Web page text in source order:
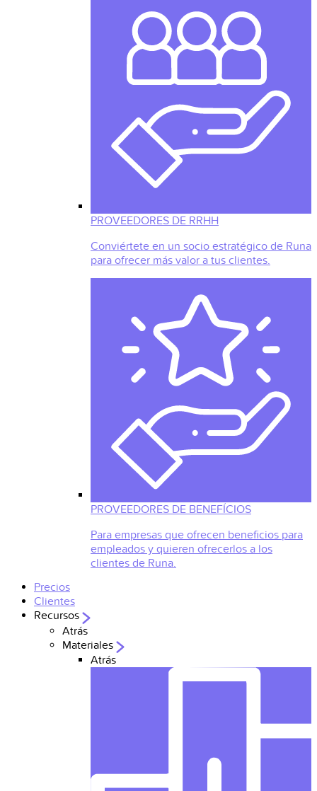
PROVEEDORES DE RRHH
Conviértete en un socio estratégico de Runa
para ofrecer más valor a tus clientes.
PROVEEDORES DE BENEFÍCIOS
Para empresas que ofrecen beneficios para
empleados y quieren ofrecerlos a los
clientes de Runa.
Precios
Clientes
Recursos
Atrás
Materiales
Atrás